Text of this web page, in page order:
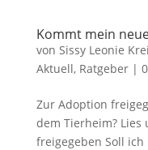
Kommt mein
von Sissy Leonie
Aktuell, Ratgeber|
Zur Adoption
dem Tierheim? Lies
freigegeben Soll